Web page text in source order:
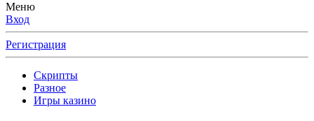
Меню
Вход
Регистрация
Скрипты
Разное
Игры казино